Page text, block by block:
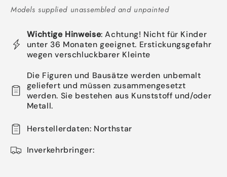
Models supplied unassembled and unpainted
Wichtige Hinweise: Achtung! Nicht für Kinder
unter 36 Monaten geeignet. Erstickungsgefahr
wegen verschluckbarer Kleinte
Die Figuren und Bausätze werden unbemalt
geliefert und müssen zusammengesetzt
werden. Sie bestehen aus Kunststoff und/oder
Metall.
Herstellerdaten: Northstar
Inverkehrbringer: